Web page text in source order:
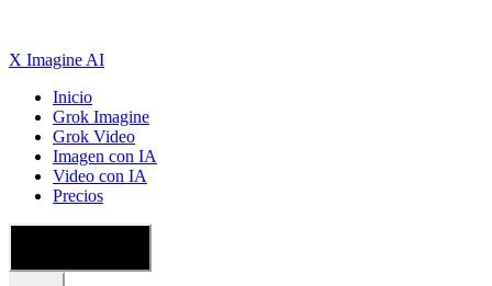
X Imagine AI
Inicio
Grok Imagine
Grok Video
Imagen con IA
Video con IA
Precios